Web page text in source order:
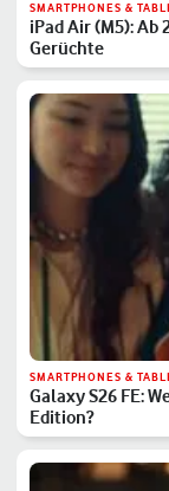
SMARTPHONES &
iPad Air (M5): Ab
Gerüchte
SMARTPHONES &
Galaxy S26 FE:
Edition?